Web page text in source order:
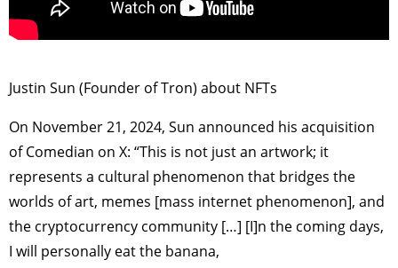
ART WORLD CULTURAL ESSAYS POP CULTURE JP-SOCIETY
POLITICS REVIEWS ARTICLES
Justin Sun (Founder of Tron) about NFTs
On November 21, 2024, Sun announced his acquisition
of Comedian on X: “This is not just an artwork; it
represents a cultural phenomenon that bridges the
worlds of art, memes [mass internet phenomenon], and
the cryptocurrency community […] [I]n the coming days,
I will personally eat the banana,